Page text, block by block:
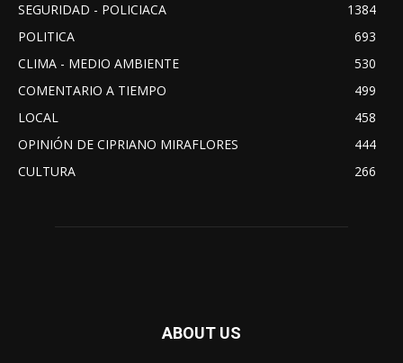
SEGURIDAD - POLICIACA
1384
POLITICA
693
CLIMA - MEDIO AMBIENTE
530
COMENTARIO A TIEMPO
499
LOCAL
458
OPINIÓN DE CIPRIANO MIRAFLORES
444
CULTURA
266
ABOUT US